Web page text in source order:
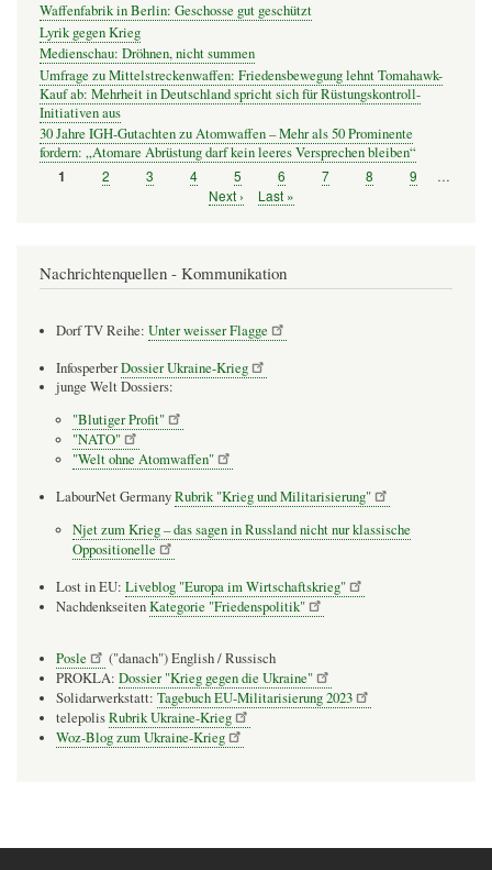
Waffenfabrik in Berlin: Geschosse gut geschützt
Lyrik gegen Krieg
Medienschau: Dröhnen, nicht summen
Umfrage zu Mittelstreckenwaffen: Friedensbewegung lehnt Tomahawk-
Kauf ab: Mehrheit in Deutschland spricht sich für Rüstungskontroll-
Initiativen aus
30 Jahre IGH-Gutachten zu Atomwaffen – Mehr als 50 Prominente
fordern: „Atomare Abrüstung darf kein leeres Versprechen bleiben“
Seitennummerierung
Seite
1 Seite
2 Seite
3 Seite
4 Seite
5 Seite
6 Seite
7 Seite
8 Seite
9
…
Nächste
Next ›
Letzte
Last »
Nachrichtenquellen - Kommunikation
Dorf TV Reihe: Unter weisser Flagge
InfosperberDossier Ukraine-Krieg
junge Welt Dossiers:
"Blutiger Profit"
"NATO"
"Welt ohne Atomwaffen"
LabourNet GermanyRubrik "Krieg und Militarisierung"
Njet zum Krieg – das sagen in Russland nicht nur klassische
Oppositionelle
Lost in EU: Liveblog "Europa im Wirtschaftskrieg"
NachdenkseitenKategorie "Friedenspolitik"
Posle
("danach") English / Russisch
PROKLA: Dossier "Krieg gegen die Ukraine"
Solidarwerkstatt: Tagebuch EU-Militarisierung 2023
telepolisRubrik Ukraine-Krieg
Woz-Blog zum Ukraine-Krieg